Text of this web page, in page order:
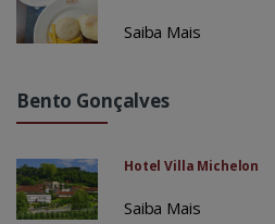
Saiba Mais
Bento Gonçalves
Hotel Villa Michelon
Saiba Mais